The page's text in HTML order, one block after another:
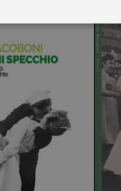
I cookie tecnici sono
dell'account. Il sito Web
Garante, i cookie analitici
Nome
CookieScriptConsent